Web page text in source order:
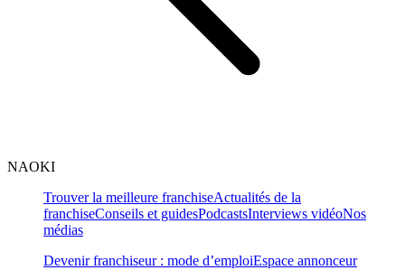
NAOKI
Trouver la meilleure franchiseActualités de la
franchiseConseils et guidesPodcastsInterviews vidéoNos
médias
Devenir franchiseur : mode d’emploiEspace annonceur